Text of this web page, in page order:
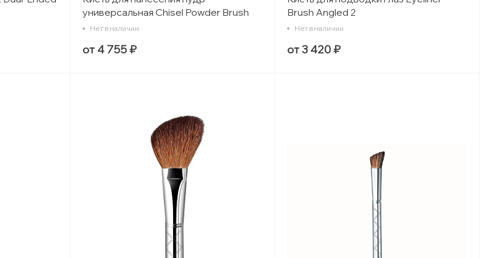
универсальная Chisel Powder Brush
Нет в наличии
от 4 755 ₽
Brush Angled 2
Нет в наличии
от 3 420 ₽